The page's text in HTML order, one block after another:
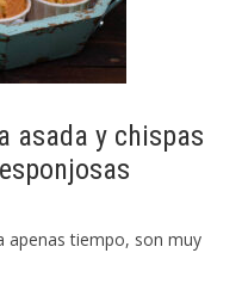
asada y chispas
apenas tiempo, son muy